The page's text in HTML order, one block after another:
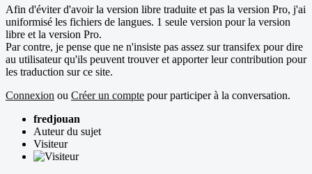
Afin d'éviter d'avoir la version libre traduite et pas la version Pro, j'ai
uniformisé les fichiers de langues. 1 seule version pour la version
libre et la version Pro.
Par contre, je pense que ne n'insiste pas assez sur transifex pour dire
au utilisateur qu'ils peuvent trouver et apporter leur contribution pour
les traduction sur ce site.
Connexion ou Créer un compte pour participer à la conversation.
fredjouan
Auteur du sujet
Visiteur